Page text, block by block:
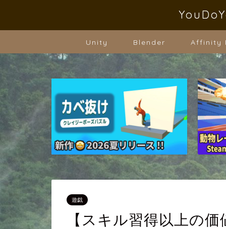
Unity Blender Affinity
遊戯
【スキル習得以上の